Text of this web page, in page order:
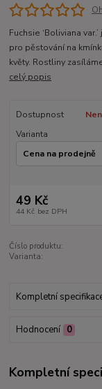
Fuchsie ‘Boliviana
pro pěstování na
květy. Rostliny
celý popis
Dostupnost
Varianta
49 Kč
44 Kč bez DPH
Číslo produktu:
Varianta:
Kompletní
Hodnocení 0
Kompletní